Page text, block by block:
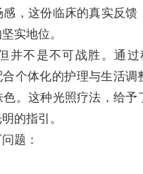
，这份临床的真实反馈
实地位。
并不是不可战胜。通过
个体化的护理与生活调
。这种光照疗法，给予
的指引。
题：